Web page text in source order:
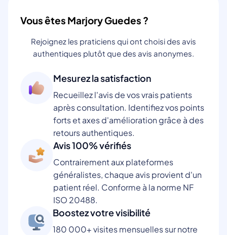
Vous êtes Marjory Guedes ?
Rejoignez les praticiens qui ont choisi des avis
authentiques plutôt que des avis anonymes.
Mesurez la satisfaction
Recueillez l'avis de vos vrais patients
après consultation. Identifiez vos points
forts et axes d'amélioration grâce à des
retours authentiques.
Avis 100% vérifiés
Contrairement aux plateformes
généralistes, chaque avis provient d'un
patient réel. Conforme à la norme NF
ISO 20488.
Boostez votre visibilité
180 000+ visites mensuelles sur notre